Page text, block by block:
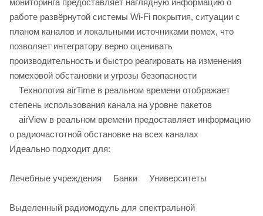
мониторинга предоставляет наглядную информацию о
работе развёрнутой системы Wi-Fi покрытия, ситуации с
планом каналов и локальными источниками помех, что
позволяет интегратору верно оценивать
производительность и быстро реагировать на изменения
помеховой обстановки и угрозы безопасности
Технология airTime в реальном времени отображает
степень использования канала на уровне пакетов
airView в реальном времени предоставляет информацию
о радиочастотной обстановке на всех каналах
Идеально подходит для:
Лечебные учреждения Банки Университеты
Выделенный радиомодуль для спектральной